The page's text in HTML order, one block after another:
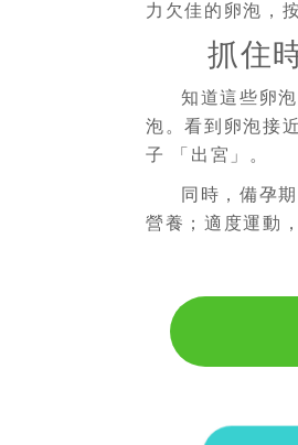
力欠佳的卵泡，
抓住
知道這些卵
泡。看到卵泡接
子 「出宮」。
同時，備孕
營養；適度運動